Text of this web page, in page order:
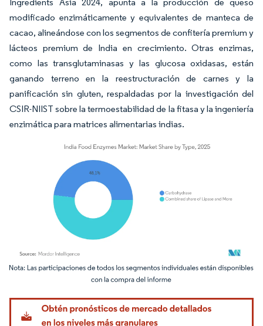
modificado enzimáticamente y equivalentes de manteca de
cacao, alineándose con los segmentos de confitería premium y
lácteos premium de India en crecimiento. Otras enzimas,
como las transglutaminasas y las glucosa oxidasas, están
ganando terreno en la reestructuración de carnes y la
panificación sin gluten, respaldadas por la investigación del
CSIR-NIIST sobre la termoestabilidad de la fitasa y la ingeniería
enzimática para matrices alimentarias indias.
Imagen © Mordor Intelligence. El uso requiere atribución según CC BY 4.0.